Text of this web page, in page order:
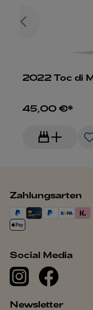
2022 Toc di
45,00 €*
Zahlungsarten
Social Media
Newsletter